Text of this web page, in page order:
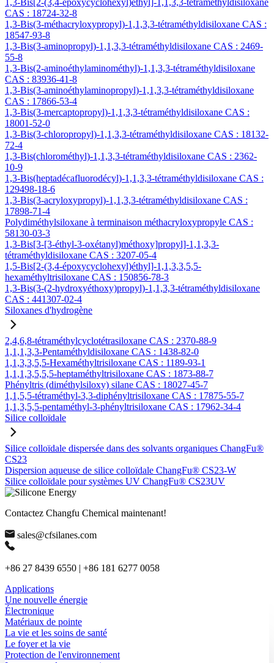
1,3-Bis[2-(3,4-époxycyclohexyl)éthyl]-1,1,3,3-tétraméthyldisiloxane
CAS : 18724-32-8
1,3-Bis(3-méthacryloxypropyl)-1,1,3,3-tétraméthyldisiloxane CAS :
18547-93-8
1,3-Bis(3-aminopropyl)-1,1,3,3-tétraméthyldisiloxane CAS : 2469-
55-8
1,3-Bis(2-aminoéthylaminométhyl)-1,1,3,3-tétraméthyldisiloxane
CAS : 83936-41-8
1,3-Bis(3-aminoéthylaminopropyl)-1,1,3,3-tétraméthyldisiloxane
CAS : 17866-53-4
1,3-Bis(3-mercaptopropyl)-1,1,3,3-tétraméthyldisiloxane CAS :
18001-52-0
1,3-Bis(3-chloropropyl)-1,1,3,3-tétraméthyldisiloxane CAS : 18132-
72-4
1,3-Bis(chlorométhyl)-1,1,3,3-tétraméthyldisiloxane CAS : 2362-
10-9
1,3-Bis(heptadécafluorodécyl)-1,1,3,3-tétraméthyldisiloxane CAS :
129498-18-6
1,3-Bis(3-acryloxypropyl)-1,1,3,3-tétraméthyldisiloxane CAS :
17898-71-4
Polydiméthylsiloxane à terminaison méthacryloxypropyle CAS :
58130-03-3
1,3-Bis[3-[3-éthyl-3-oxétanyl)méthoxy]propyl]-1,1,3,3-
tétraméthyldisiloxane CAS : 3207-05-4
1,5-Bis[2-(3,4-époxycyclohexyl)éthyl]-1,1,3,3,5,5-
hexaméthyltrisiloxane CAS : 150856-78-3
1,3-Bis(3-(2-hydroxyéthoxy)propyl)-1,1,3,3-tétraméthyldisiloxane
CAS : 441307-02-4
Siloxanes d'hydrogène
2,4,6,8-tétraméthylcyclotétrasiloxane CAS : 2370-88-9
1,1,1,3,3-Pentaméthyldisiloxane CAS : 1438-82-0
1,1,3,3,5,5-Hexaméthyltrisiloxane CAS : 1189-93-1
1,1,1,3,5,5,5-heptaméthyltrisiloxane CAS : 1873-88-7
Phényltris (diméthylsiloxy) silane CAS : 18027-45-7
1,1,5,5-tétraméthyl-3,3-diphényltrisiloxane CAS : 17875-55-7
1,1,3,5,5-pentaméthyl-3-phényltrisiloxane CAS : 17962-34-4
Silice colloïdale
Silice colloïdale dispersée dans des solvants organiques ChangFu®
CS23
Dispersion aqueuse de silice colloïdale ChangFu® CS23-W
Silice colloïdale pour systèmes UV ChangFu® CS23UV
Contactez Changfu Chemical maintenant!
sales@cfsilanes.com
+86 27 8439 6550 | +86 181 6277 0058
Applications
Une nouvelle énergie
Électronique
Matériaux de pointe
La vie et les soins de santé
Le foyer et la vie
Protection de l'environnement